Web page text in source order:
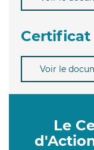
Certificat
Voir le
Le